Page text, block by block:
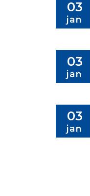
03
jan
03
jan
03
jan